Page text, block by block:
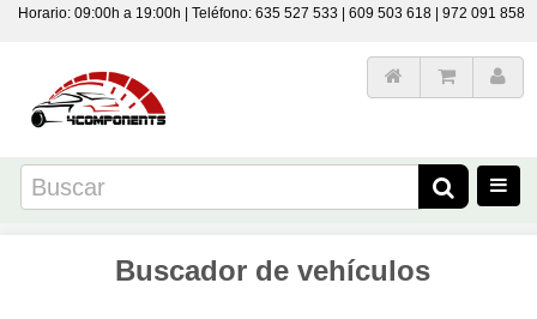
Horario: 09:00h a 19:00h | Teléfono: 635 527 533 | 609 503 618 | 972 091 858
Buscador de vehículos